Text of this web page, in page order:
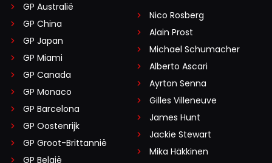
GP Australië
GP China
GP Japan
GP Miami
GP Canada
GP Monaco
GP Barcelona
GP Oostenrijk
GP Groot-Brittannië
GP België
Nico Rosberg
Alain Prost
Michael Schumacher
Alberto Ascari
Ayrton Senna
Gilles Villeneuve
James Hunt
Jackie Stewart
Mika Häkkinen